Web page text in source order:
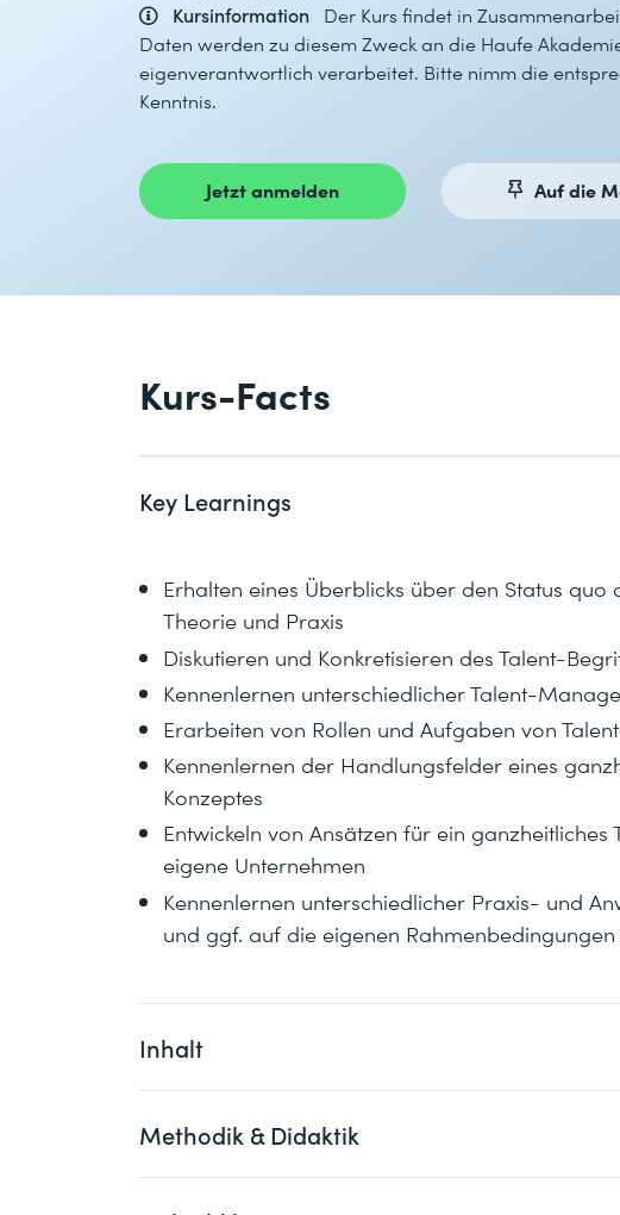
Kursinformation
Der Kurs findet in
Daten werden zu diesem Zweck an die Haufe
eigenverantwortlich verarbeitet. Bitte nimm die
Kenntnis.
Jetzt anmelden Auf die
Kurs-Facts
Key Learnings
Erhalten eines Überblicks über den Status
Theorie und Praxis
Diskutieren und Konkretisieren des Talent-
Kennenlernen unterschiedlicher Talent-
Erarbeiten von Rollen und Aufgaben von
Kennenlernen der Handlungsfelder eines
Konzeptes
Entwickeln von Ansätzen für ein
eigene Unternehmen
Kennenlernen unterschiedlicher Praxis- und
und ggf. auf die eigenen
Inhalt
Schritt 1
Methodik & Didaktik